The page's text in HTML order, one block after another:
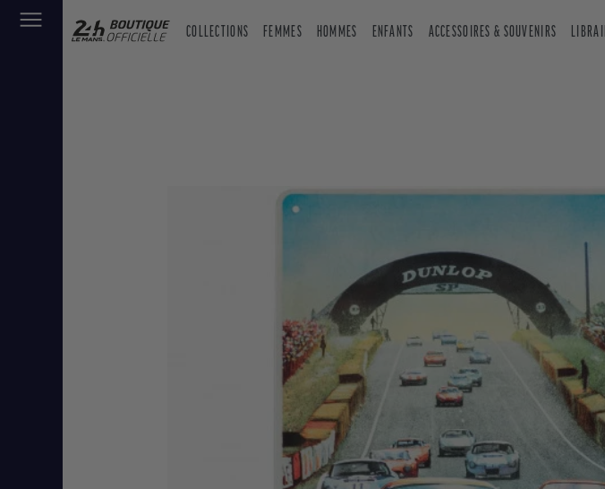
COLLECTIONS FEMMES HOMMES ENFANTS ACCESSOIRES & SOUVENIRS